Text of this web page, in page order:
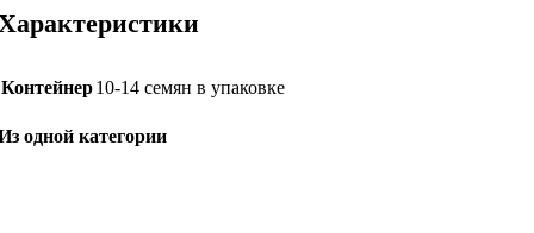
Контейнер10-14 семян в упаковке
одной категории